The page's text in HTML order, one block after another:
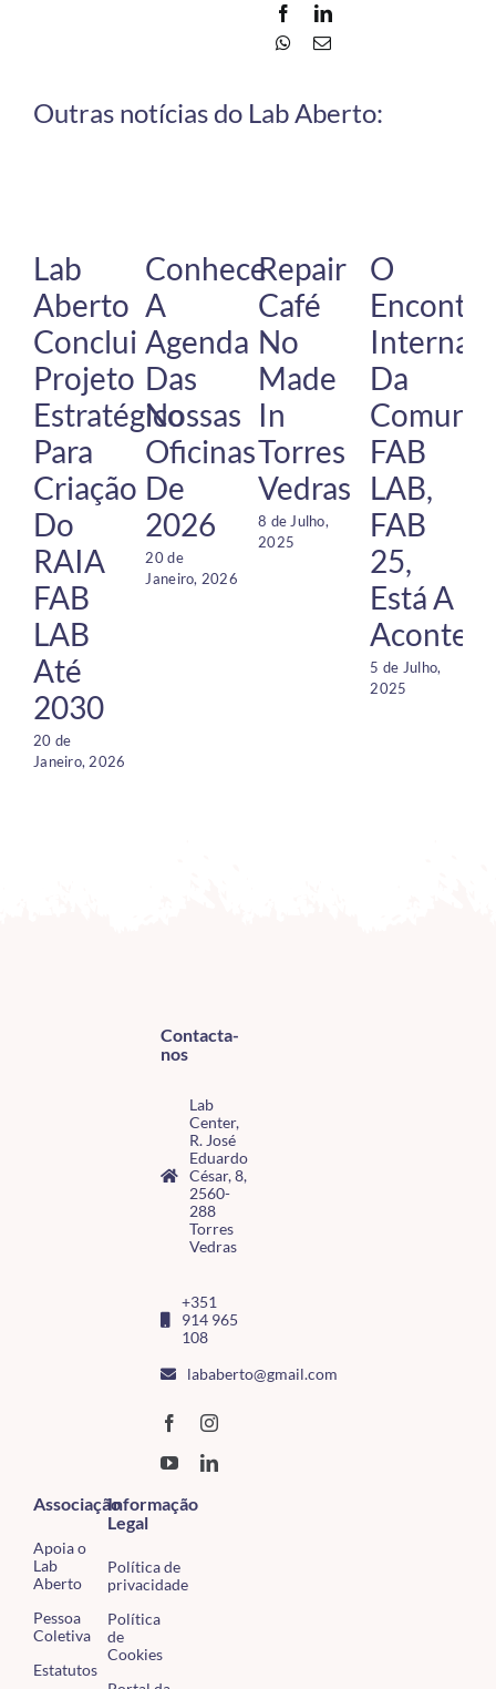
Outras notícias do Lab Aberto:
Lab
Aberto
Conclui
Projeto
Estratégico
Para
Criação
Do
RAIA
FAB
LAB
Até
2030
20 de
Janeiro, 2026
Conhece
A
Agenda
Das
Nossas
Oficinas
De
2026
20 de
Janeiro, 2026
Repair
Café
No
Made
In
Torres
Vedras
8 de Julho,
2025
O
Encontro
Da
FAB
LAB,
FAB
25,
Está A
5 de Julho,
2025
Contacta-
nos
Lab
Center,
R. José
Eduardo
César, 8,
2560-
288
Torres
Vedras
+351
914 965
108
lababerto@gmail.com
Associação
Apoia o
Lab
Aberto
Pessoa
Coletiva
Estatutos
Informação
Legal
Política de
privacidade
Política
de
Cookies